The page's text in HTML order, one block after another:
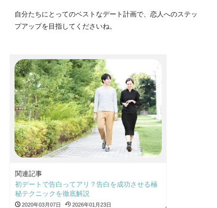
自分たちにとってのベストなデート計画で、恋人へのステッ
プアップを目指してくださいね。
関連記事
初デートで告白ってアリ？告白を成功させる極
秘テクニックを徹底解説
2020年03月07日 2026年01月23日